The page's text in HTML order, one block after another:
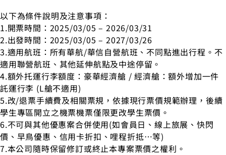
以下為條件說明及注意事項：
1.開票時間：2025/03/05 – 2026/03/31
2.出發時間：2025/03/05 – 2027/03/26
3.適用航班：所有華航/華信自營航班、不同點進出行程。不
適用聯營航班、其他延伸航點及中途停留。
4.額外托運行李額度：豪華經濟艙 / 經濟艙：額外增加一件
託運行李 (L艙不適用)
5.改/退票手續費及相關票規，依據現行票價規範辦理，後續
學生專區開立之機票機票僅限更改學生票價。
6.不可與其他優惠案合併使用(如會員日、線上旅展、快閃
價、早鳥優惠、信用卡折扣、哩程折抵…等)
7.本公司隨時保留修訂或終止本專案票價之權利。